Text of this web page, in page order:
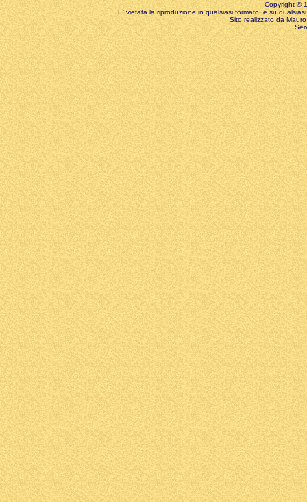
Copyright ©
E' vietata la riproduzione in qualsiasi formato, e su
Sito realizzato da